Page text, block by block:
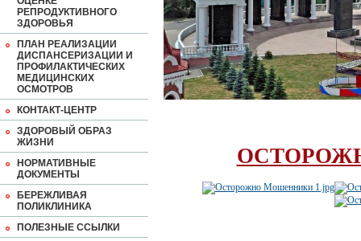
РЕПРОДУКТИВНОГО
ЗДОРОВЬЯ
ПЛАН РЕАЛИЗАЦИИ
ДИСПАНСЕРИЗАЦИИ И
ПРОФИЛАКТИЧЕСКИХ
МЕДИЦИНСКИХ
ОСМОТРОВ
КОНТАКТ-ЦЕНТР
ЗДОРОВЫЙ ОБРАЗ
ЖИЗНИ
НОРМАТИВНЫЕ
ДОКУМЕНТЫ
БЕРЕЖЛИВАЯ
ПОЛИКЛИНИКА
ПОЛЕЗНЫЕ ССЫЛКИ